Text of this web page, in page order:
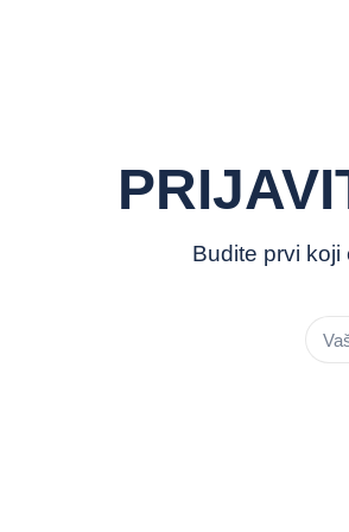
Budite prvi